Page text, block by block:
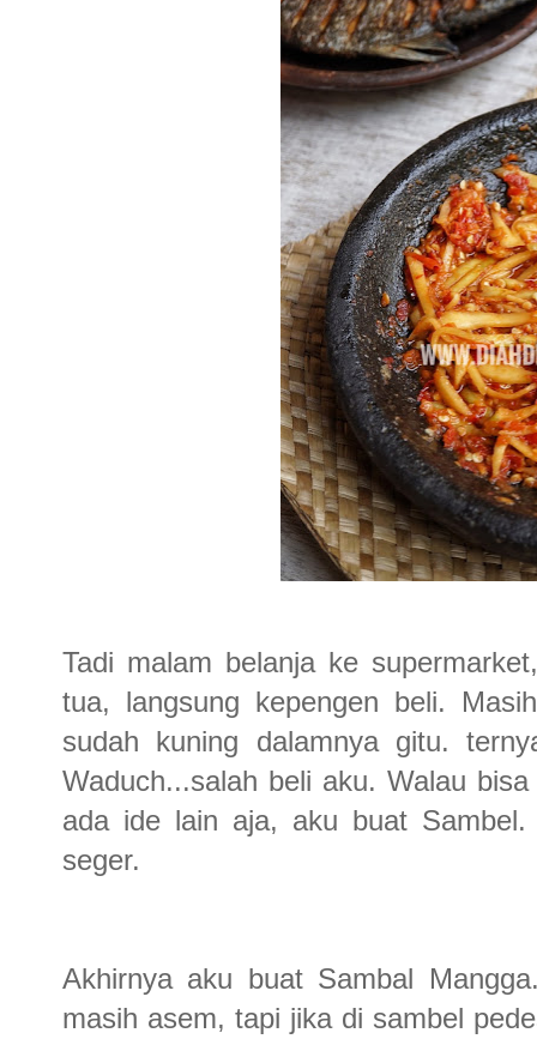
Tadi malam belanja ke
tua, langsung kepengen beli.
sudah kuning dalamnya gitu.
Waduch...salah beli aku. Walau
ada ide lain aja, aku buat
seger.
Akhirnya aku buat Sambal
masih asem, tapi jika di sambel